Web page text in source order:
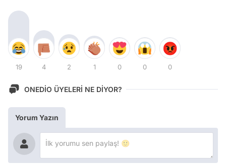
19 4 2 1 0 0 0
ONEDİO ÜYELERİ NE DİYOR?
Yorum Yazın